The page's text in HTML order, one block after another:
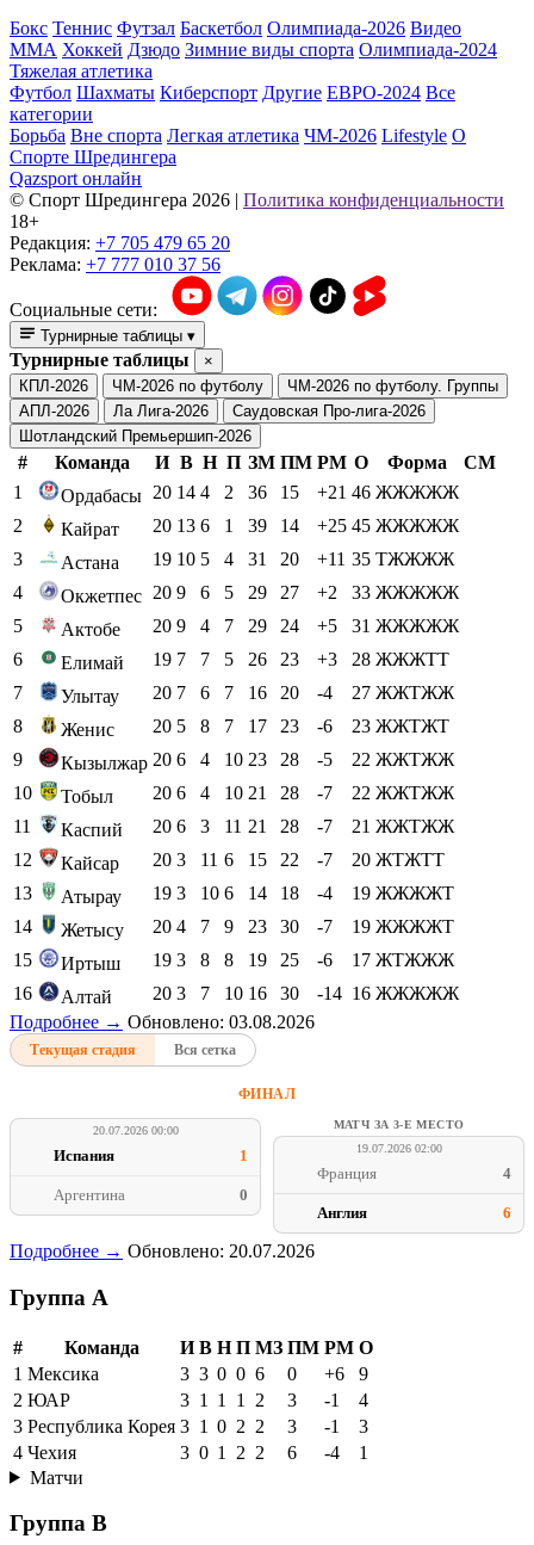
Бокс Теннис Футзал Баскетбол Олимпиада-2026 Видео
ММА Хоккей Дзюдо Зимние виды спорта Олимпиада-2024
Тяжелая атлетика
Футбол Шахматы Киберспорт Другие ЕВРО-2024 Все
категории
Борьба Вне спорта Легкая атлетика ЧМ-2026 Lifestyle О
Спорте Шредингера
Qazsport онлайн
© Cпорт Шредингера 2026 | Политика конфиденциальности
18+
Редакция: +7 705 479 65 20
Реклама: +7 777 010 37 56
Социальные сети:
Турнирные таблицы ▾
Турнирные таблицы
×
КПЛ-2026
ЧМ-2026 по футболу
ЧМ-2026 по футболу. Группы
АПЛ-2026
Ла Лига-2026
Саудовская Про-лига-2026
Шотландский Премьершип-2026
# Команда И В Н П ЗМ ПМ РМ О Форма
СМ
1
Ордабасы 20 14 4 2 36 15 +21 46 ЖЖЖЖЖ
2
Кайрат 20 13 6 1 39 14 +25 45 ЖЖЖЖЖ
3
Астана 19 10 5 4 31 20 +11 35 ТЖЖЖЖ
4
Окжетпес 20 9 6 5 29 27 +2 33 ЖЖЖЖЖ
5
Актобе 20 9 4 7 29 24 +5 31 ЖЖЖЖЖ
6
Елимай 19 7 7 5 26 23 +3 28 ЖЖЖТТ
7
Улытау 20 7 6 7 16 20 -4 27 ЖЖТЖЖ
8
Женис 20 5 8 7 17 23 -6 23 ЖЖТЖТ
9
Кызылжар 20 6 4 10 23 28 -5 22 ЖЖТЖЖ
10
Тобыл 20 6 4 10 21 28 -7 22 ЖЖТЖЖ
11
Каспий 20 6 3 11 21 28 -7 21 ЖЖТЖЖ
12
Кайсар 20 3 11 6 15 22 -7 20 ЖТЖТТ
13
Атырау 19 3 10 6 14 18 -4 19 ЖЖЖЖТ
14
Жетысу 20 4 7 9 23 30 -7 19 ЖЖЖЖТ
15
Иртыш 19 3 8 8 19 25 -6 17 ЖТЖЖЖ
16
Алтай 20 3 7 10 16 30 -14 16 ЖЖЖЖЖ
Подробнее → Обновлено: 03.08.2026
Текущая стадия Вся сетка
ФИНАЛ
20.07.2026 00:00
Испания 1
Аргентина 0
МАТЧ ЗА 3-Е МЕСТО
19.07.2026 02:00
Франция 4
Англия 6
Подробнее → Обновлено: 20.07.2026
Группа A
# Команда И В Н П МЗ ПМ РМ О
1 Мексика 3 3 0 0 6 0 +6
9
2 ЮАР 3 1 1 1 2 3 -1
4
3 Республика Корея 3 1 0 2 2 3 -1
3
4 Чехия 3 0 1 2 2 6 -4
1
Матчи
Группа B